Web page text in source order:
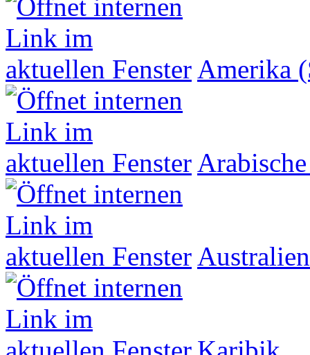
Amerika
Australien